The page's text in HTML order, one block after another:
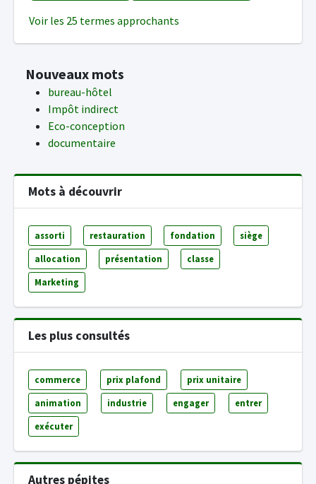
Voir les 25 termes approchants
Nouveaux mots
bureau-hôtel
Impôt indirect
Eco-conception
documentaire
Mots à découvrir
assorti restauration fondation siège
allocation présentation classe
Marketing
Les plus consultés
commerce prix plafond prix unitaire
animation industrie engager entrer
exécuter
Autres pépites